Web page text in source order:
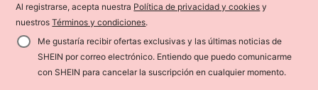
Al registrarse, acepta nuestra Política de privacidad y cookies y
nuestrosTérminos y condiciones.
Me gustaría recibir ofertas exclusivas y las últimas noticias de
SHEIN por correo electrónico. Entiendo que puedo comunicarme
con SHEIN para cancelar la suscripción en cualquier momento.